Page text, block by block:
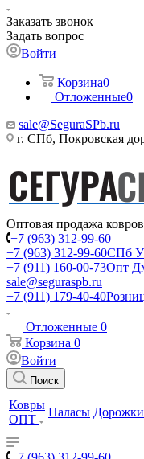
Заказать звонок
Задать вопрос
Войти
Корзина0
Отложенные0
sale@SeguraSPb.ru
г. СПб, Покровская
Оптовая продажа
+7 (963) 312-99-60
+7 (963) 312-99-60СПб
+7 (911) 160-00-73Опт
sale@seguraspb.ru
+7 (911) 179-40-40
Отложенные 0
Корзина 0
Войти
Поиск
Ковры
ОПТ
Паласы Дорожки